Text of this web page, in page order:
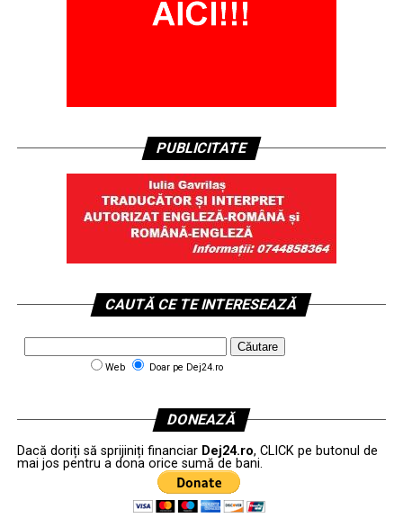
PUBLICITATE
CAUTĂ CE TE INTERESEAZĂ
Web Doar pe Dej24.ro
DONEAZĂ
Dacă doriți să sprijiniți financiar Dej24.ro, CLICK pe butonul de
mai jos pentru a dona orice sumă de bani.